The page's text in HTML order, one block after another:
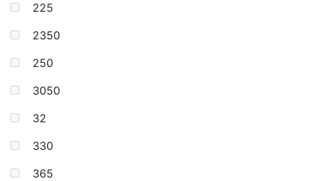
225
2350
250
3050
32
330
365